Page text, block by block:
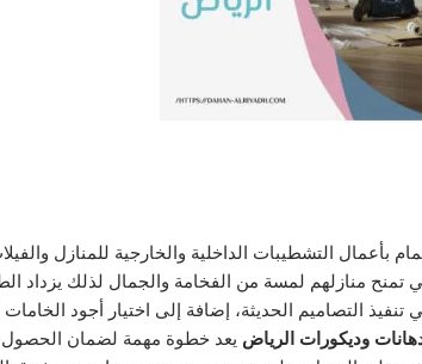
بأعمال التشطيبات الداخلية والخارجية للمنازل
منازلهم لمسة من الفخامة والجمال لذلك يزداد
التصاميم الحديثة، إضافة إلى اختيار أجود الخامات
وديكورات الرياض يعد خطوة مهمة لضمان الحصول